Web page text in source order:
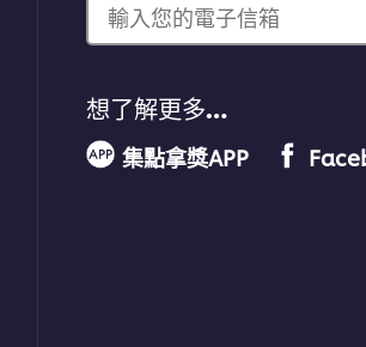
輸入您的電子信箱
想了解更多…
集點拿獎APP